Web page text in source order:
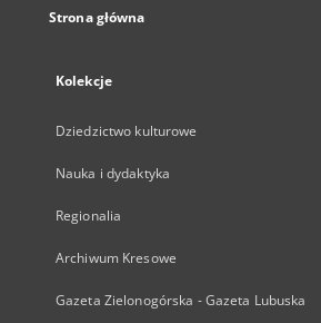
Strona główna
Kolekcje
Dziedzictwo kulturowe
Nauka i dydaktyka
Regionalia
Archiwum Kresowe
Gazeta Zielonogórska - Gazeta Lubuska